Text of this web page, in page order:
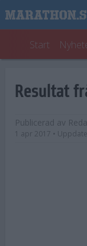
Start
Resultat
Publicerad av
1 apr 2017 •